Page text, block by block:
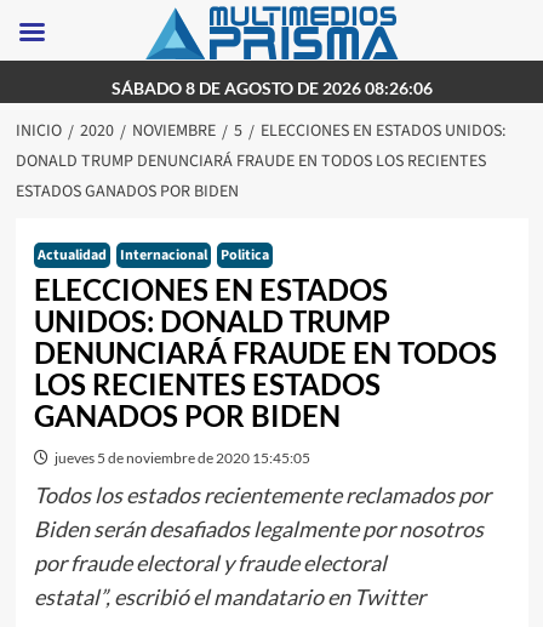
al
contenido
SÁBADO 8 DE AGOSTO DE 2026 08:26:06
INICIO 2020 NOVIEMBRE 5
ELECCIONES EN ESTADOS UNIDOS:
DONALD TRUMP DENUNCIARÁ FRAUDE EN TODOS LOS RECIENTES
ESTADOS GANADOS POR BIDEN
Actualidad Internacional Politica
ELECCIONES EN ESTADOS
UNIDOS: DONALD TRUMP
DENUNCIARÁ FRAUDE EN TODOS
LOS RECIENTES ESTADOS
GANADOS POR BIDEN
jueves 5 de noviembre de 2020 15:45:05
Todos los estados recientemente reclamados por
Biden serán desafiados legalmente por nosotros
por fraude electoral y fraude electoral
estatal”, escribió el mandatario en Twitter